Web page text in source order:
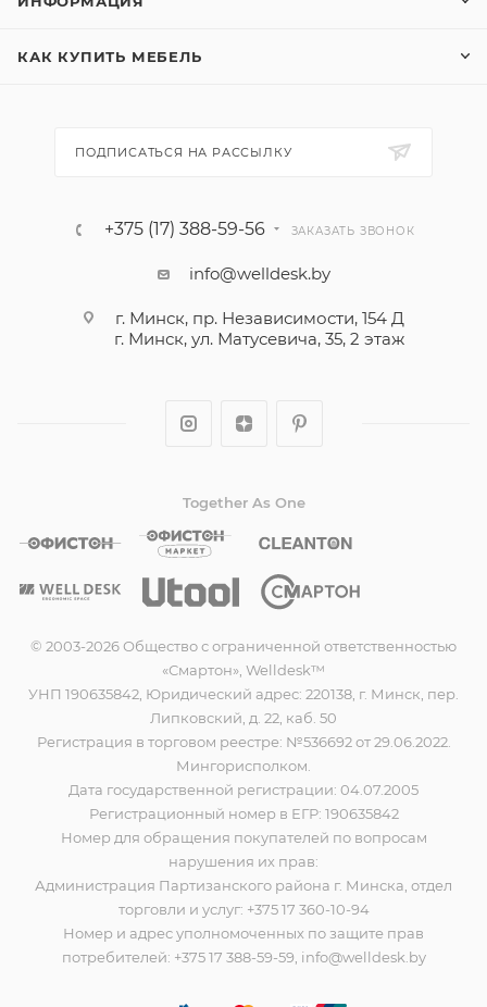
КАК КУПИТЬ МЕБЕЛЬ
ПОДПИСАТЬСЯ НА РАССЫЛКУ
+375 (17) 388-59-56 ЗАКАЗАТЬ ЗВОНОК
info@welldesk.by
г. Минск, пр. Независимости, 154 Д
г. Минск, ул. Матусевича, 35, 2 этаж
Together As One
© 2003-2026 Общество с ограниченной ответственностью
«Смартон», Welldesk™
УНП 190635842, Юридический адрес: 220138, г. Минск, пер.
Липковский, д. 22, каб. 50
Регистрация в торговом реестре: №536692 от 29.06.2022.
Мингорисполком.
Дата государственной регистрации: 04.07.2005
Регистрационный номер в ЕГР: 190635842
Номер для обращения покупателей по вопросам
нарушения их прав:
Администрация Партизанского района г. Минска, отдел
торговли и услуг: +375 17 360-10-94
Номер и адрес уполномоченных по защите прав
потребителей: +375 17 388-59-59, info@welldesk.by